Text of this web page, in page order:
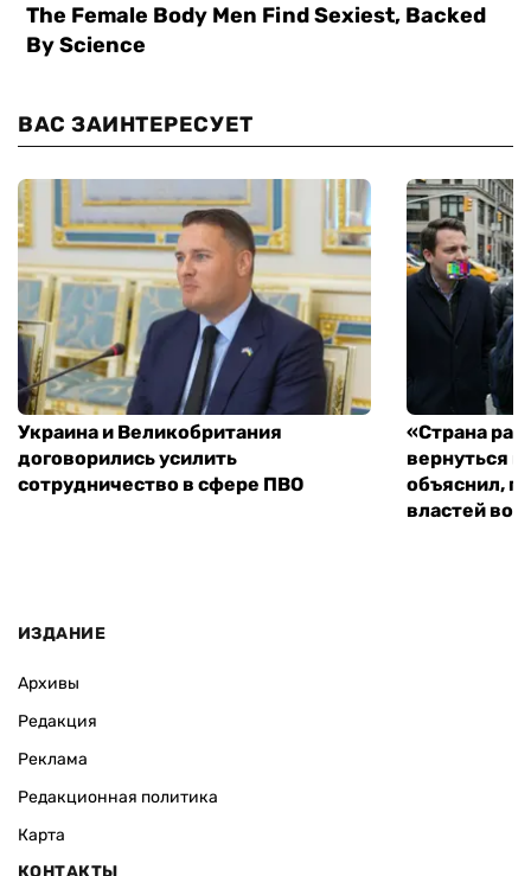
ВАС ЗАИНТЕРЕСУЕТ
Украина и Великобритания
договорились усилить
сотрудничество в сфере ПВО
«Страна
вернуться
объяснил,
властей
ИЗДАНИЕ
Архивы
Редакция
Реклама
Редакционная политика
Карта